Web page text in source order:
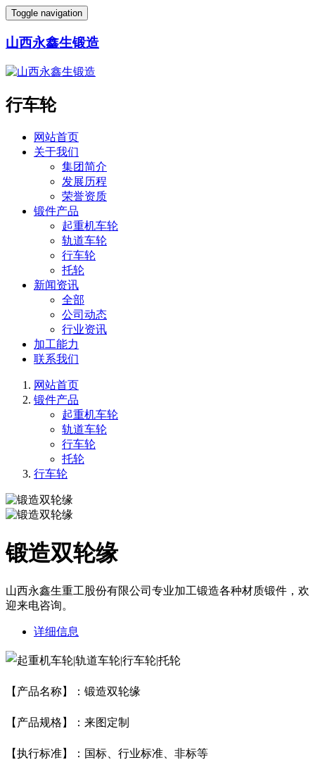
Toggle navigation
山西永鑫生锻造
行车轮
网站首页
关于我们
集团简介
发展历程
荣誉资质
锻件产品
起重机车轮
轨道车轮
行车轮
托轮
新闻资讯
全部
公司动态
行业资讯
加工能力
联系我们
网站首页
锻件产品
起重机车轮
轨道车轮
行车轮
托轮
行车轮
锻造双轮缘
山西永鑫生重工股份有限公司专业加工锻造各种材质锻件，欢
迎来电咨询。
详细信息
【产品名称】：锻造双轮缘
【产品规格】：来图定制
【执行标准】：国标、行业标准、非标等